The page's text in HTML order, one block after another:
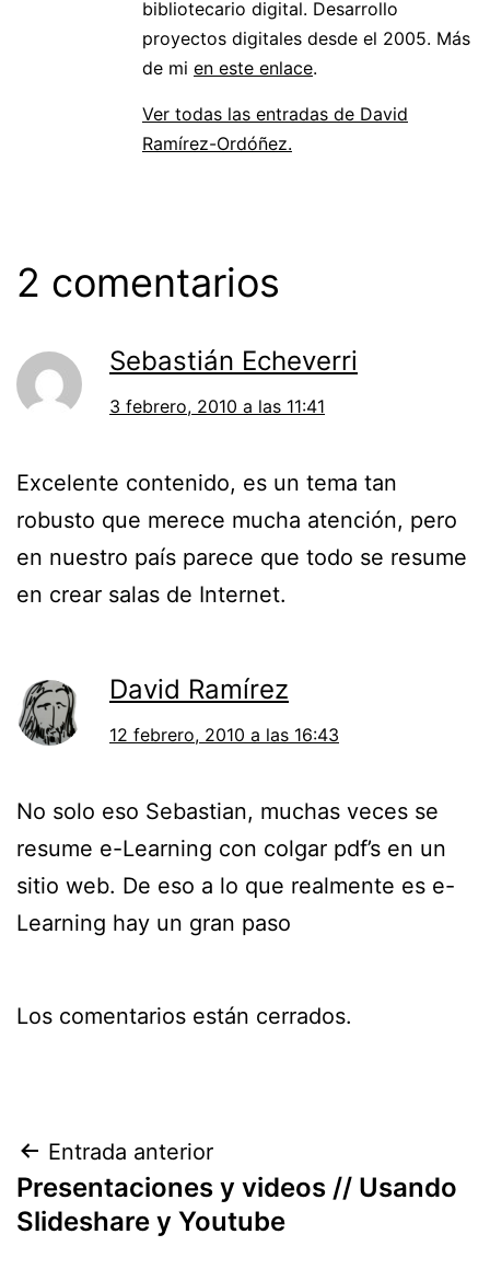
bibliotecario digital. Desarrollo
proyectos digitales desde el 2005. Más
de mi en este enlace.
Ver todas las entradas de David
Ramírez-Ordóñez.
2 comentarios
Sebastián Echeverri
3 febrero, 2010 a las 11:41
Excelente contenido, es un tema tan
robusto que merece mucha atención, pero
en nuestro país parece que todo se resume
en crear salas de Internet.
David Ramírez
12 febrero, 2010 a las 16:43
No solo eso Sebastian, muchas veces se
resume e-Learning con colgar pdf’s en un
sitio web. De eso a lo que realmente es e-
Learning hay un gran paso
Los comentarios están cerrados.
Navegación
de
Entrada anterior
Presentaciones y videos // Usando
Slideshare y Youtube